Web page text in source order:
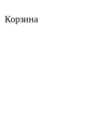
Корзина